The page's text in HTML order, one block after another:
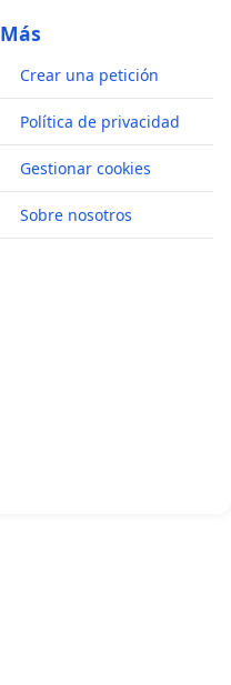
Más
Crear una petición
Política de privacidad
Gestionar cookies
Sobre nosotros